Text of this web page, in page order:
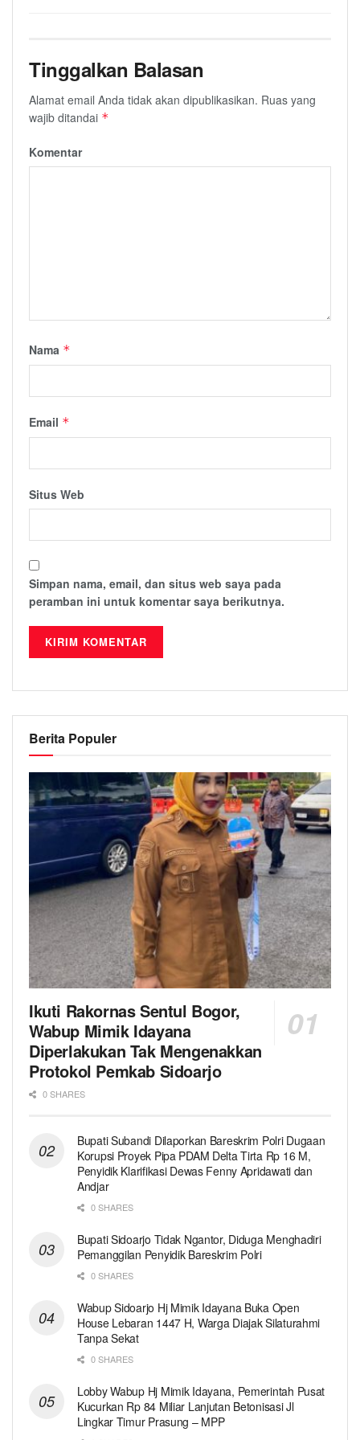
Tinggalkan Balasan
Alamat email Anda tidak akan dipublikasikan. Ruas yang
wajib ditandai *
Komentar
Nama *
Email *
Situs Web
Simpan nama, email, dan situs web saya pada
peramban ini untuk komentar saya berikutnya.
Berita Populer
Ikuti Rakornas Sentul Bogor,
Wabup Mimik Idayana
Diperlakukan Tak Mengenakkan
Protokol Pemkab Sidoarjo
0 SHARES
Bupati Subandi Dilaporkan Bareskrim Polri Dugaan
Korupsi Proyek Pipa PDAM Delta Tirta Rp 16 M,
Penyidik Klarifikasi Dewas Fenny Apridawati dan
Andjar
0 SHARES
Bupati Sidoarjo Tidak Ngantor, Diduga Menghadiri
Pemanggilan Penyidik Bareskrim Polri
0 SHARES
Wabup Sidoarjo Hj Mimik Idayana Buka Open
House Lebaran 1447 H, Warga Diajak Silaturahmi
Tanpa Sekat
0 SHARES
Lobby Wabup Hj Mimik Idayana, Pemerintah Pusat
Kucurkan Rp 84 Miliar Lanjutan Betonisasi Jl
Lingkar Timur Prasung – MPP